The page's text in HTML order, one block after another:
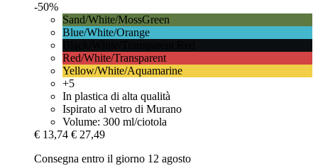
-50%
Sand/White/MossGreen
Blue/White/Orange
Red/White/Transparent
Yellow/White/Aquamarine
+5
In plastica di alta qualità
Ispirato al vetro di Murano
Volume: 300 ml/ciotola
€ 13,74 € 27,49
Consegna entro il giorno 12 agosto